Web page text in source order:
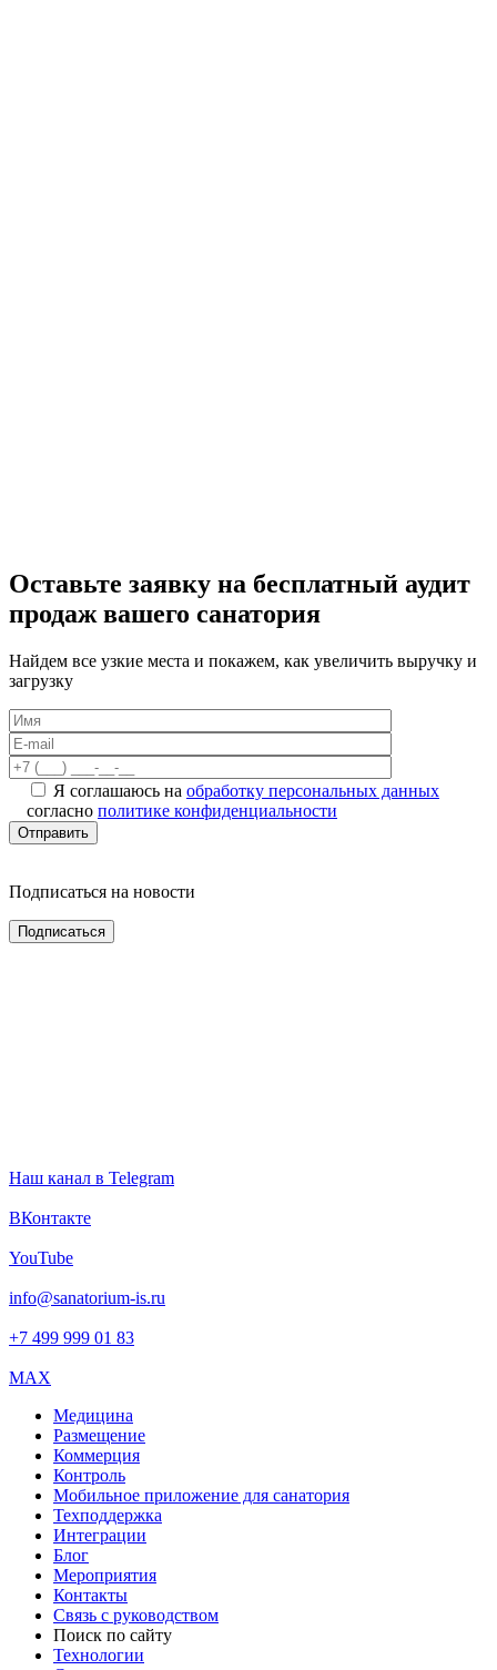
Оставьте заявку на бесплатный аудит
продаж вашего санатория
Найдем все узкие места и покажем, как увеличить выручку и
загрузку
Я соглашаюсь на обработку персональных данных
согласно политике конфиденциальности
Подписаться на новости
Наш канал в Telegram
ВКонтакте
YouTube
info@sanatorium-is.ru
+7 499 999 01 83
MAX
Медицина
Размещение
Коммерция
Контроль
Мобильное приложение для санатория
Техподдержка
Интеграции
Блог
Мероприятия
Контакты
Связь с руководством
Поиск по сайту
Технологии